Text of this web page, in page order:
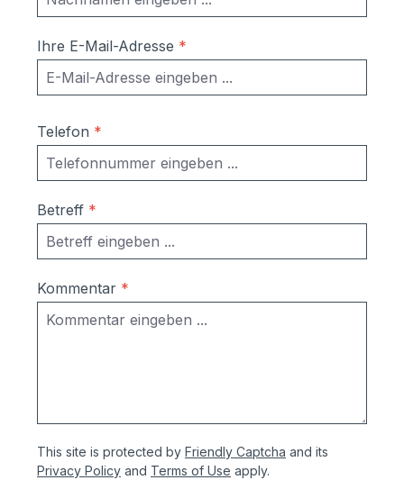
Ihre E-Mail-Adresse *
Telefon *
Betreff *
Kommentar *
This site is protected by Friendly Captcha and its
Privacy Policy and Terms of Use apply.